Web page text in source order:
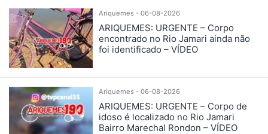
Ariquemes - 06-08-2026
ARIQUEMES: URGENTE – Corpo
encontrado no Rio Jamari ainda não
foi identificado – VÍDEO
Ariquemes - 06-08-2026
ARIQUEMES: URGENTE – Corpo de
idoso é localizado no Rio Jamari
Bairro Marechal Rondon – VÍDEO